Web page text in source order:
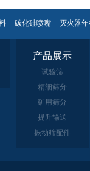
碳化硅喷嘴 灭火器
产品展示
试验筛
精细筛分
矿用筛分
提升输送
振动筛配件